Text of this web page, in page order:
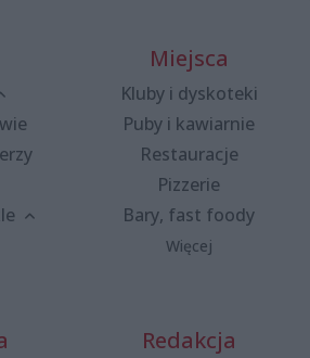
Miejsca
Kluby i dyskoteki
Puby i kawiarnie
Restauracje
Pizzerie
Bary, fast foody
Więcej
Redakcja